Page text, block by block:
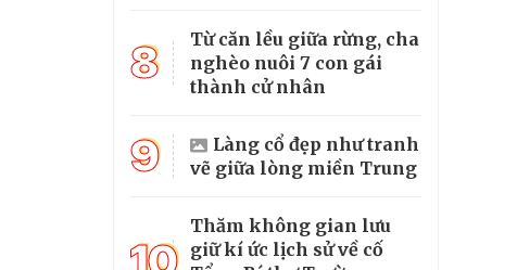
8
Từ căn lều giữa rừng, cha
nghèo nuôi 7 con gái
thành cử nhân
9
Làng cổ đẹp như tranh
vẽ giữa lòng miền Trung
Thăm không gian lưu
giữ kí ức lịch sử về cố